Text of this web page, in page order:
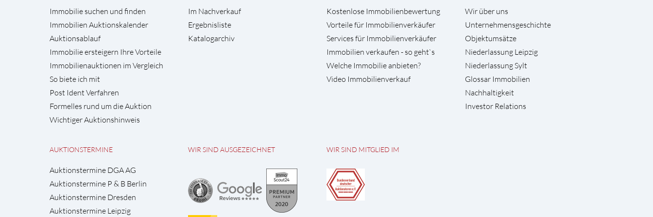
Immobilie suchen und finden
Immobilien Auktionskalender
Auktionsablauf
Immobilie ersteigern Ihre Vorteile
Immobilienauktionen im Vergleich
So biete ich mit
Post Ident Verfahren
Formelles rund um die Auktion
Wichtiger Auktionshinweis
Im Nachverkauf
Ergebnisliste
Katalogarchiv
Kostenlose Immobilienbewertung
Vorteile für Immobilienverkäufer
Services für Immobilienverkäufer
Immobilien verkaufen - so geht`s
Welche Immobilie anbieten?
Video Immobilienverkauf
Wir über uns
Unternehmensgeschichte
Objektumsätze
Niederlassung Leipzig
Niederlassung Sylt
Glossar Immobilien
Nachhaltigkeit
Investor Relations
AUKTIONSTERMINE
Auktionstermine DGA AG
Auktionstermine P & B Berlin
Auktionstermine Dresden
Auktionstermine Leipzig
WIR SIND AUSGEZEICHNET WIR SIND MITGLIED IM